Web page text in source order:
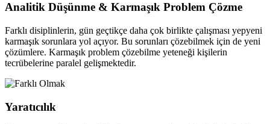
Analitik Düşünme & Karmaşık Problem Çözme
Farklı disiplinlerin, gün geçtikçe daha çok birlikte çalışması yepyeni
karmaşık sorunlara yol açıyor. Bu sorunları çözebilmek için de yeni
çözümlere. Karmaşık problem çözebilme yeteneği kişilerin
tecrübelerine paralel gelişmektedir.
Yaratıcılık